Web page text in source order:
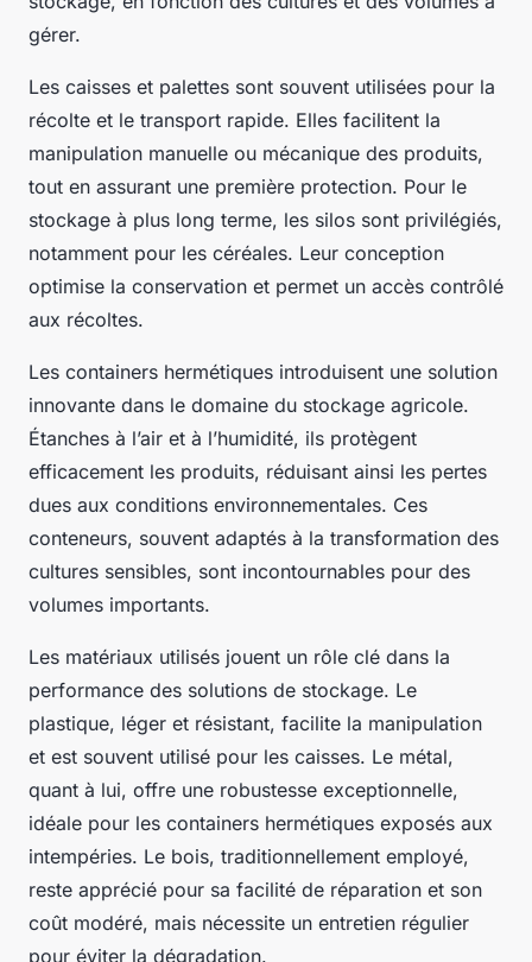
gérer.
Les caisses et palettes sont souvent utilisées pour la
récolte et le transport rapide. Elles facilitent la
manipulation manuelle ou mécanique des produits,
tout en assurant une première protection. Pour le
stockage à plus long terme, les silos sont privilégiés,
notamment pour les céréales. Leur conception
optimise la conservation et permet un accès contrôlé
aux récoltes.
Les containers hermétiques introduisent une solution
innovante dans le domaine du stockage agricole.
Étanches à l’air et à l’humidité, ils protègent
efficacement les produits, réduisant ainsi les pertes
dues aux conditions environnementales. Ces
conteneurs, souvent adaptés à la transformation des
cultures sensibles, sont incontournables pour des
volumes importants.
Les matériaux utilisés jouent un rôle clé dans la
performance des solutions de stockage. Le
plastique, léger et résistant, facilite la manipulation
et est souvent utilisé pour les caisses. Le métal,
quant à lui, offre une robustesse exceptionnelle,
idéale pour les containers hermétiques exposés aux
intempéries. Le bois, traditionnellement employé,
reste apprécié pour sa facilité de réparation et son
coût modéré, mais nécessite un entretien régulier
pour éviter la dégradation.